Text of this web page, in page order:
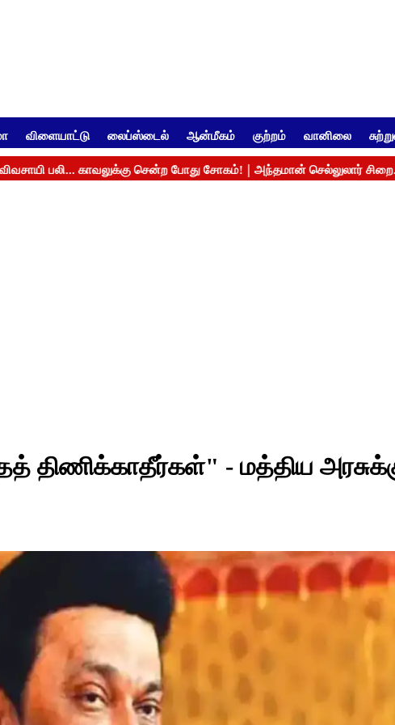
விளையாட்டு லைப்ஸ்டைல் ஆன்மீகம் குற்றம் வானிலை
திணிக்காதீர்கள்" - மத்திய